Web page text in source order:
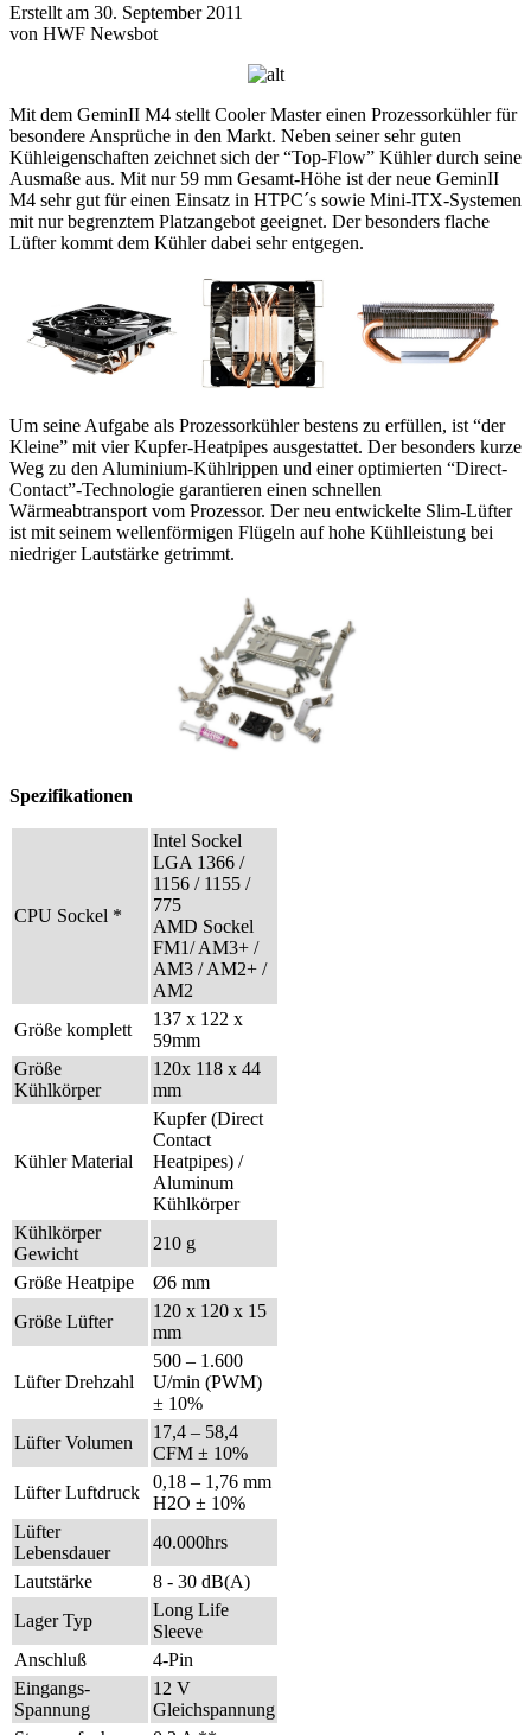
Erstellt am 30. September 2011
von HWF Newsbot
Mit dem GeminII M4 stellt Cooler Master einen Prozessorkühler für
besondere Ansprüche in den Markt. Neben seiner sehr guten
Kühleigenschaften zeichnet sich der “Top-Flow” Kühler durch seine
Ausmaße aus. Mit nur 59 mm Gesamt-Höhe ist der neue GeminII
M4 sehr gut für einen Einsatz in HTPC´s sowie Mini-ITX-Systemen
mit nur begrenztem Platzangebot geeignet. Der besonders flache
Lüfter kommt dem Kühler dabei sehr entgegen.
Um seine Aufgabe als Prozessorkühler bestens zu erfüllen, ist “der
Kleine” mit vier Kupfer-Heatpipes ausgestattet. Der besonders kurze
Weg zu den Aluminium-Kühlrippen und einer optimierten “Direct-
Contact”-Technologie garantieren einen schnellen
Wärmeabtransport vom Prozessor. Der neu entwickelte Slim-Lüfter
ist mit seinem wellenförmigen Flügeln auf hohe Kühlleistung bei
niedriger Lautstärke getrimmt.
Spezifikationen
CPU Sockel *
Intel Sockel
LGA 1366 /
1156 / 1155 /
775
AMD Sockel
FM1/ AM3+ /
AM3 / AM2+ /
AM2
Größe komplett
137 x 122 x
59mm
Größe
Kühlkörper
120x 118 x 44
mm
Kühler Material
Kupfer (Direct
Contact
Heatpipes) /
Aluminum
Kühlkörper
Kühlkörper
Gewicht
210 g
Größe Heatpipe
Ø6 mm
Größe Lüfter
120 x 120 x 15
mm
Lüfter Drehzahl
500 – 1.600
U/min (PWM)
± 10%
Lüfter Volumen
17,4 – 58,4
CFM ± 10%
Lüfter Luftdruck
0,18 – 1,76 mm
H2O ± 10%
Lüfter
Lebensdauer
40.000hrs
Lautstärke
8 - 30 dB(A)
Lager Typ
Long Life
Sleeve
Anschluß
4-Pin
Eingangs-
Spannung
12 V
Gleichspannung